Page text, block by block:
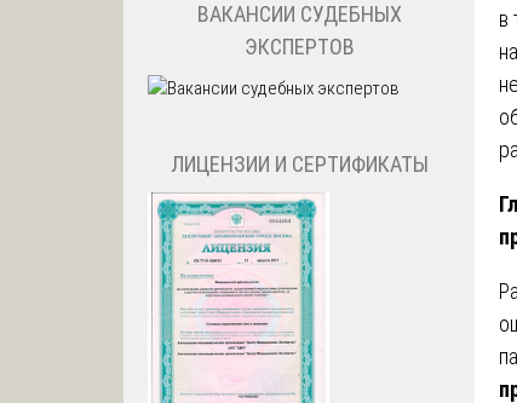
в
ВАКАНСИИ СУДЕБНЫХ
ЭКСПЕРТОВ
ЛИЦЕНЗИИ И СЕРТИФИКАТЫ